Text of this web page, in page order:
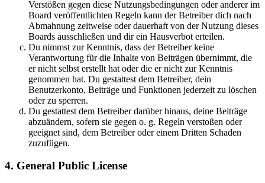
Verstößen gegen diese Nutzungsbedingungen oder anderer im
Board veröffentlichten Regeln kann der Betreiber dich nach
Abmahnung zeitweise oder dauerhaft von der Nutzung dieses
Boards ausschließen und dir ein Hausverbot erteilen.
Du nimmst zur Kenntnis, dass der Betreiber keine
Verantwortung für die Inhalte von Beiträgen übernimmt, die
er nicht selbst erstellt hat oder die er nicht zur Kenntnis
genommen hat. Du gestattest dem Betreiber, dein
Benutzerkonto, Beiträge und Funktionen jederzeit zu löschen
oder zu sperren.
Du gestattest dem Betreiber darüber hinaus, deine Beiträge
abzuändern, sofern sie gegen o. g. Regeln verstoßen oder
geeignet sind, dem Betreiber oder einem Dritten Schaden
zuzufügen.
4. General Public License